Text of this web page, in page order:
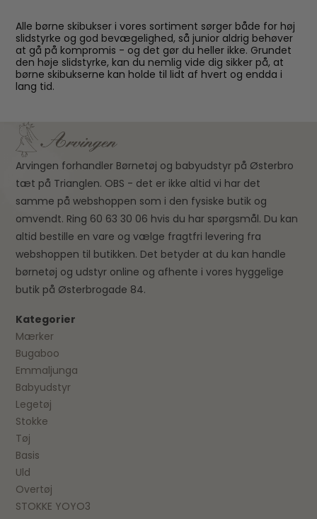
Alle børne skibukser i vores sortiment sørger både for høj
slidstyrke og god bevægelighed, så junior aldrig behøver
at gå på kompromis - og det gør du heller ikke. Grundet
den høje slidstyrke, kan du nemlig vide dig sikker på, at
børne skibukserne kan holde til lidt af hvert og endda i
lang tid.
Arvingen forhandler Børnetøj og babyudstyr på Østerbro
tæt på Trianglen. OBS - det er ikke altid vi har det
samme på webshoppen som i den fysiske butik og
omvendt. Ring 60 63 30 06 hvis du har spørgsmål. Du kan
altid bestille en vare og vælge fragtfri levering fra
webshoppen til butikken. Det betyder at du kan handle
børnetøj og udstyr online og afhente i vores hyggelige
butik på Østerbrogade 84.
Kategorier
Mærker
Bugaboo
Emmaljunga
Babyudstyr
Legetøj
Stokke
Tøj
Basis
Uld
Overtøj
STOKKE YOYO3